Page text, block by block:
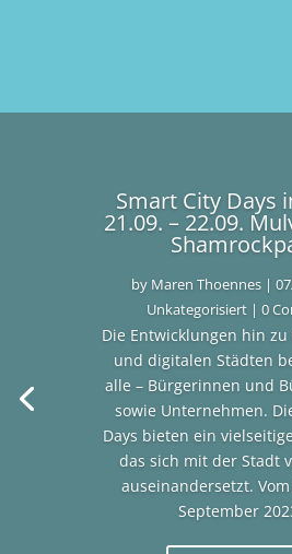
Smart City Days
21.09. – 22.09.
by Maren Thoennes |
Unkategorisiert| 0
Die Entwicklungen hin
und digitalen Städten
alle – Bürgerinnen und
sowie Unternehmen.
Days bieten ein
das sich mit der Stadt
auseinandersetzt.
September